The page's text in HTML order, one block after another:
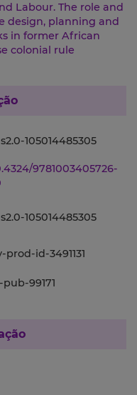
Labour. The role and
design, planning and
in former African
colonial rule
105014485305
9781003405726-
105014485305
prod-id-3491131
pub-99171